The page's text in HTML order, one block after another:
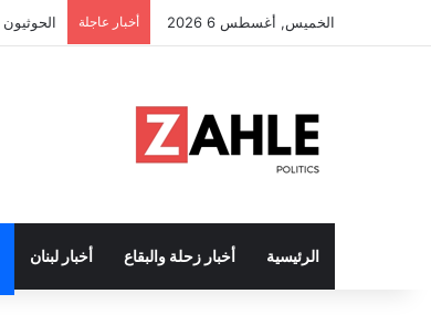
الخميس, أغسطس 6 2026 أخبار عاجلة
الرئيسية أخبار زحلة والبقاع أخبار لبنان